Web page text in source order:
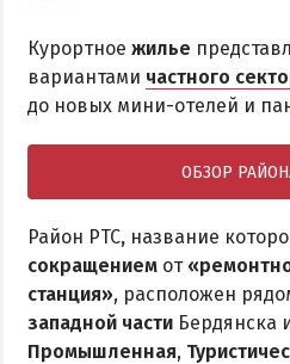
Курортное жилье
вариантами частного
до новых мини-отелей и
ОБЗОР
Район РТС, название
сокращением от
станция», расположен
западной части Бердянска
Промышленная,